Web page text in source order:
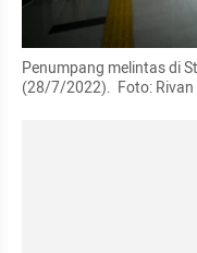
Penumpang melintas di
(28/7/2022).  Foto: Rivan